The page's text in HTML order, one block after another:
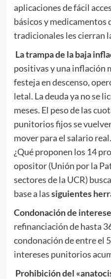
aplicaciones de fácil
básicos y medicamentos
tradicionales les cierran
La trampa de la baja
positivas y una inflación
festeja en descenso,
letal. La deuda ya no se
meses. El peso de las
punitorios fijos se
mover para el salario real.
¿Qué proponen los 14
opositor (Unión por la
sectores de la UCR)
base a lassiguientes
Condonación de
refinanciación de hasta
condonación de entre el
intereses punitorios
Prohibición del